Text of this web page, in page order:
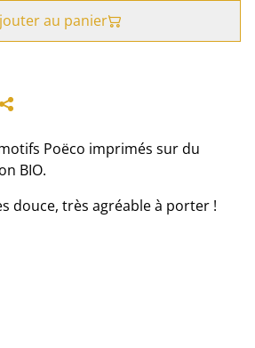
au panier
Poëco imprimés sur du
BIO.
douce, très agréable à porter !